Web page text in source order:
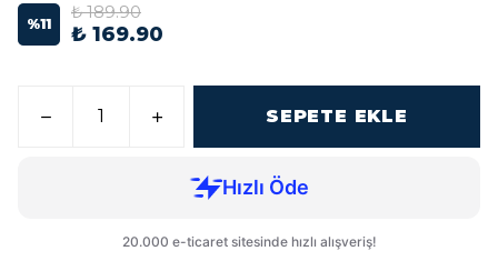
%11
₺ 189.90
₺ 169.90
SEPETE EKLE